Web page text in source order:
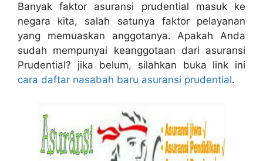
Banyak faktor asuransi prudential masuk ke
negara kita, salah satunya faktor pelayanan
yang memuaskan anggotanya. Apakah Anda
sudah mempunyai keanggotaan dari asuransi
Prudential? jika belum, silahkan buka link ini
cara daftar nasabah baru asuransi prudential.